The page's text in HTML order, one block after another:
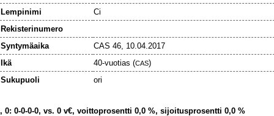
Lempinimi
Ci
Rekisterinumero
Syntymäaika
CAS 46, 10.04.2017
Ikä
40-vuotias (CAS)
Sukupuoli
ori
, 0: 0-0-0-0, vs. 0 v€, voittoprosentti 0,0 %, sijoitusprosentti 0,0 %